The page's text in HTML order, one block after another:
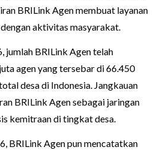
BRILink Agen membuat layanan
aktivitas masyarakat.
jumlah BRILink Agen telah
agen yang tersebar di 66.450
desa di Indonesia. Jangkauan
BRILink Agen sebagai jaringan
kemitraan di tingkat desa.
BRILink Agen pun mencatatkan